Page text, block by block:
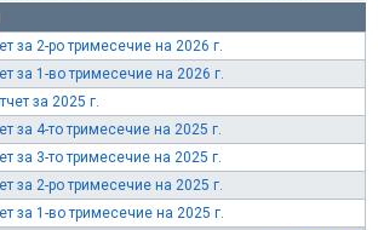
за 2-ро тримесечие на 2026 г.
за 1-во тримесечие на 2026 г.
за 2025 г.
за 4-то тримесечие на 2025 г.
за 3-то тримесечие на 2025 г.
за 2-ро тримесечие на 2025 г.
за 1-во тримесечие на 2025 г.